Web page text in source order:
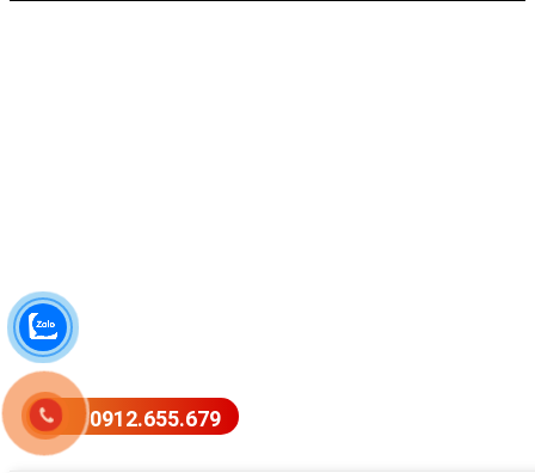
0912.655.679